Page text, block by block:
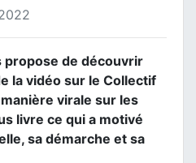
propose de découvrir
la vidéo sur le Collectif
virale sur les
livre ce qui a motivé
sa démarche et sa